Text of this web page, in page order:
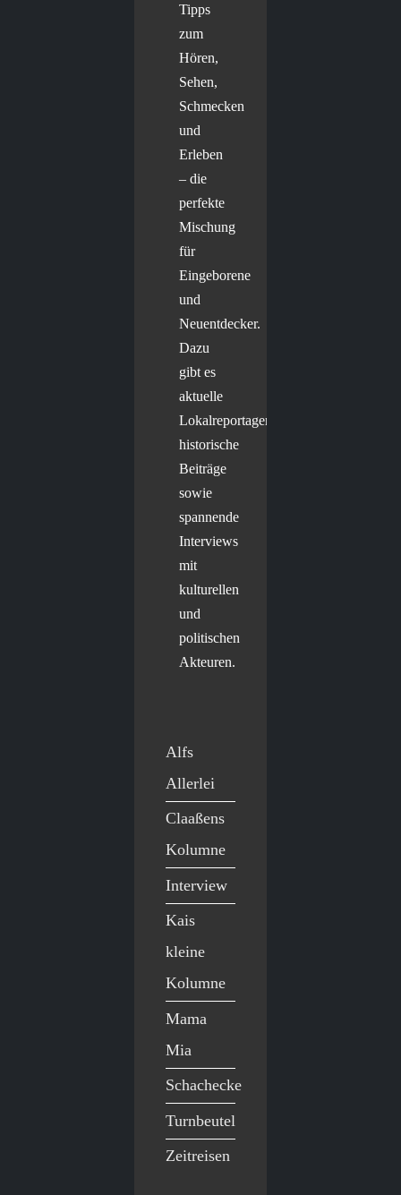
Tipps
zum
Hören,
Sehen,
Schmecken
und
Erleben
– die
perfekte
Mischung
für
Eingeborene
und
Neuentdecker.
Dazu
gibt es
aktuelle
Lokalreportagen,
historische
Beiträge
sowie
spannende
Interviews
mit
kulturellen
und
politischen
Akteuren.
Alfs
Allerlei
Claaßens
Kolumne
Interview
Kais
kleine
Kolumne
Mama
Mia
Schachecke
Turnbeutel
Zeitreisen